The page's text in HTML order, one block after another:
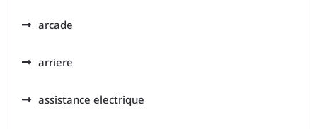
arcade
arriere
assistance electrique